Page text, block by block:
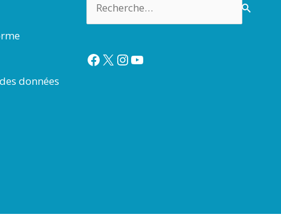
données
Facebook
X Instagram
YouTube